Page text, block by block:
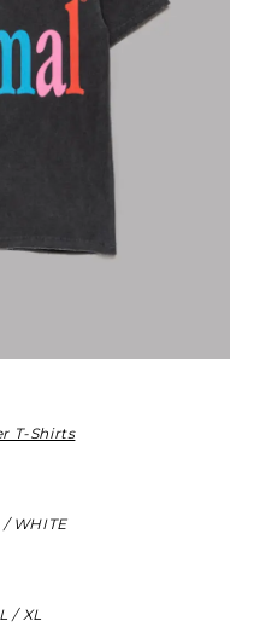
T-Shirts
/ WHITE
/ XL